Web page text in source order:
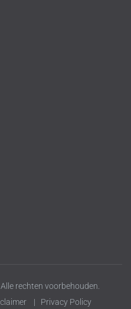
Alle rechten voorbehouden.
| Privacy Policy